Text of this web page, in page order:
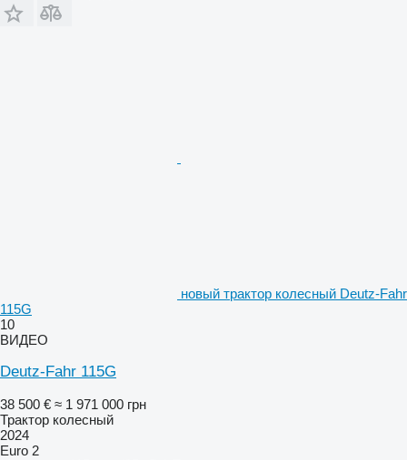
новый трактор колесный Deutz-Fahr
115G
10
ВИДЕО
Deutz-Fahr 115G
38 500 € ≈ 1 971 000 грн
Трактор колесный
2024
Euro 2